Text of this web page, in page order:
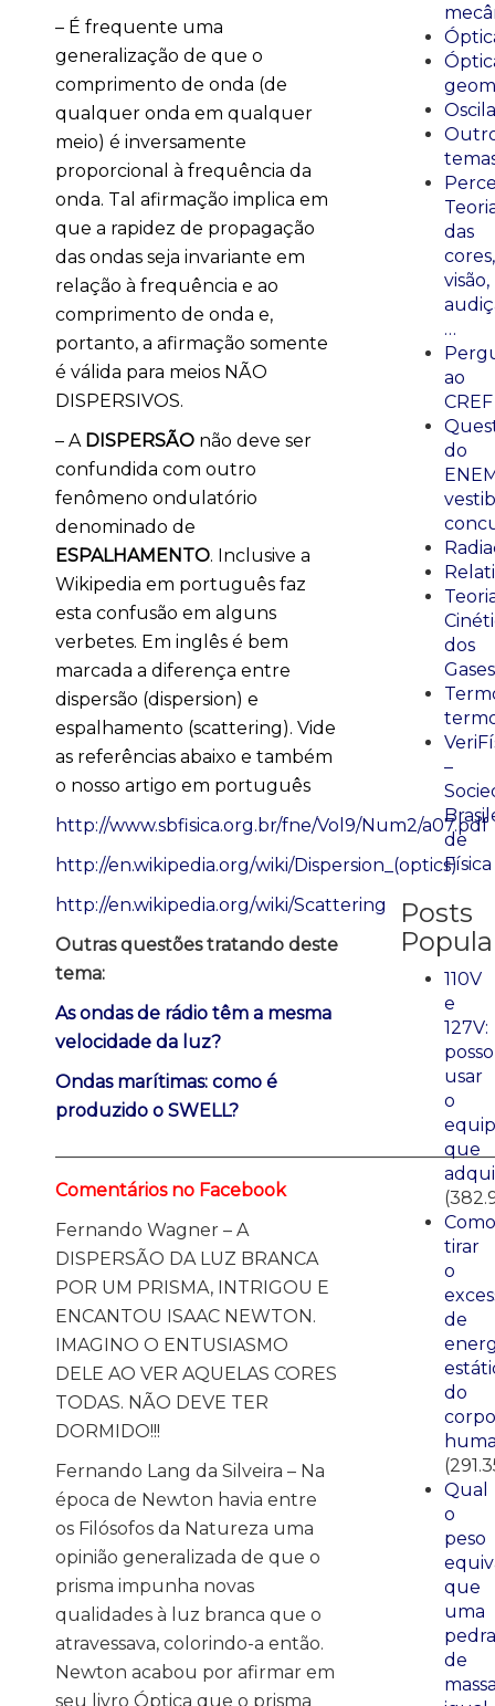
– É frequente uma
generalização de que o
comprimento de onda (de
qualquer onda em qualquer
meio) é inversamente
proporcional à frequência da
onda. Tal afirmação implica em
que a rapidez de propagação
das ondas seja invariante em
relação à frequência e ao
comprimento de onda e,
portanto, a afirmação somente
é válida para meios NÃO
DISPERSIVOS.
– A DISPERSÃO não deve ser
confundida com outro
fenômeno ondulatório
denominado de
ESPALHAMENTO. Inclusive a
Wikipedia em português faz
esta confusão em alguns
verbetes. Em inglês é bem
marcada a diferença entre
dispersão (dispersion) e
espalhamento (scattering). Vide
as referências abaixo e também
o nosso artigo em português
http://www.sbfisica.org.br/fne/Vol9/Num2/a07.pdf
http://en.wikipedia.org/wiki/Dispersion_(optics)
http://en.wikipedia.org/wiki/Scattering
Outras questões tratando deste
tema:
As ondas de rádio têm a mesma
velocidade da luz?
Ondas marí­timas: como é
produzido o SWELL?
Comentários no Facebook
Fernando Wagner – A
DISPERSÃO DA LUZ BRANCA
POR UM PRISMA, INTRIGOU E
ENCANTOU ISAAC NEWTON.
IMAGINO O ENTUSIASMO
DELE AO VER AQUELAS CORES
TODAS. NÃO DEVE TER
DORMIDO!!!
Fernando Lang da Silveira – Na
época de Newton havia entre
os Filósofos da Natureza uma
opinião generalizada de que o
prisma impunha novas
qualidades à luz branca que o
atravessava, colorindo-a então.
Newton acabou por afirmar em
seu livro Óptica que o prisma
das
cores,
visão,
…
ao
CREF
do
dos
Gases
–
de
Física
Posts
110V
e
127V:
posso
usar
o
que
Como
tirar
o
de
do
corpo
Qual
o
peso
que
uma
pedra
de